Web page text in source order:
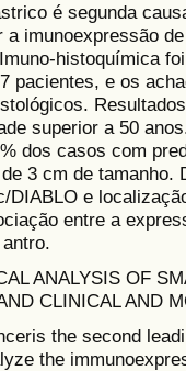
é segunda
a imunoexpressão
histoquímica
pacientes, e os
superior a 50
dos casos com
3 cm de
DIABLO e
entre a
ANALYSIS OF
CLINICAL AND
the second
the